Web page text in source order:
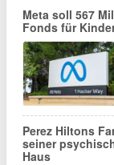
Meta soll 567
Fonds für
Perez Hiltons
seiner
Haus